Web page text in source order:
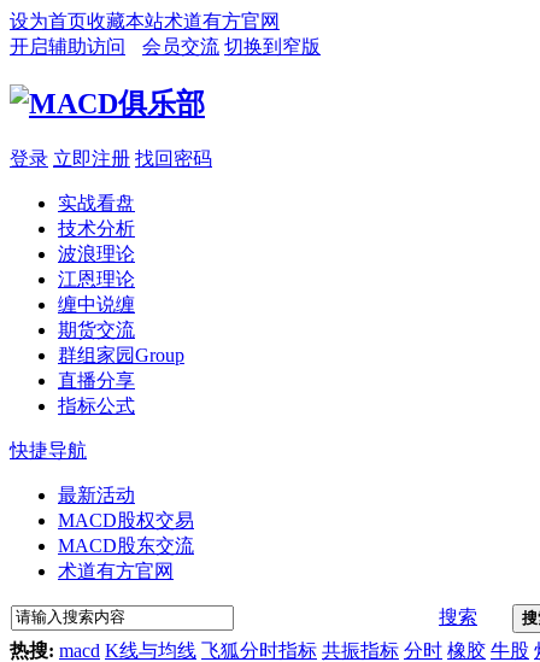
设为首页收藏本站术道有方官网
开启辅助访问
会员交流 切换到窄版
登录 立即注册 找回密码
实战看盘
技术分析
波浪理论
江恩理论
缠中说缠
期货交流
群组家园Group
直播分享
指标公式
快捷导航
最新活动
MACD股权交易
MACD股东交流
术道有方官网
搜索
热搜: macd K线与均线 飞狐分时指标 共振指标 分时 橡胶 牛股